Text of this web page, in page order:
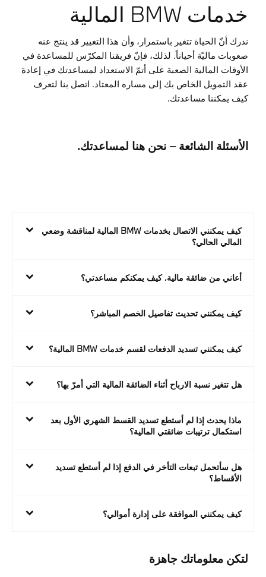
خدمات BMW المالية
ندرك أنّ الحياة تتغير باستمرار، وأن هذا التغيير قد ينتج عنه
صعوبات ماليّة أحياناً. لذلك، فإنّ فريقنا المكرّس للمساعدة في
الأوقات المالية الصعبة على أتمّ الاستعداد لمساعدتك في إعادة
عقد التمويل الخاص بك إلى مساره المعتاد. اتصل بنا لتعرف
كيف يمكننا مساعدتك.
الأسئلة الشائعة– نحن هنا لمساعدتك.
كيف يمكنني الاتصال بخدمات BMW المالية لمناقشة وضعي
المالي الحالي؟
أعاني من ضائقة مالية. كيف يمكنكم مساعدتي؟
كيف يمكنني تحديث تفاصيل الخصم المباشر؟
كيف يمكنني تسديد الدفعات لقسم خدمات BMW المالية؟
هل تتغير نسبة الارباح أثناء الضائقة المالية التي أمرّ بها؟
ماذا يحدث إذا لم أستطع تسديد القسط الشهري الأول بعد
استكمال ترتيبات ضائقتي المالية؟
هل سأتحمل تبعات التأخر في الدفع إذا لم أستطع تسديد
الأقساط؟
كيف يمكنني الموافقة على إدارة أموالي؟
لتكن معلوماتك جاهزة